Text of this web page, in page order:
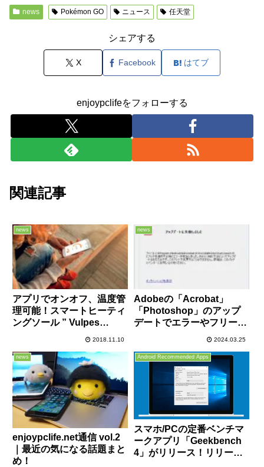
news Pokémon GO ニュース 任天堂
シェアする
X Facebook はてブ
enjoypclifeをフォローする
関連記事
news
アプリでオンオフ、温度管
理可能！スマートヒーティ
ングソール ” Vulpes
かも！
2018.11.10
news
Adobeの「Acrobat」
「Photoshop」のアップ
デートでエラーやフリーズ
2024.03.25
news
enjoypclife.net通信 vol.2
｜最近の気になる話題まと
め！
Android Recommended Apps
スマホ/PCの定番ベンチマ
ークアプリ「Geekbench
4」がリリース！リリース